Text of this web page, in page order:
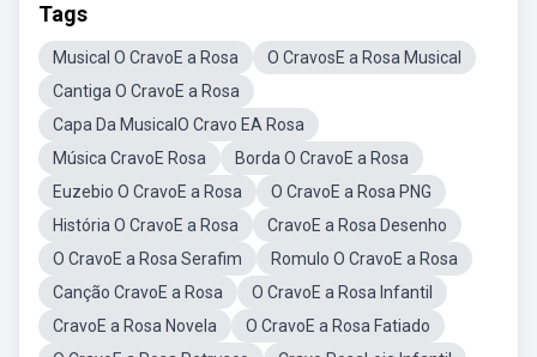
Tags
Musical O CravoE a Rosa
O CravosE a Rosa Musical
Cantiga O CravoE a Rosa
Capa Da MusicalO Cravo EA Rosa
Música CravoE Rosa
Borda O CravoE a Rosa
Euzebio O CravoE a Rosa
O CravoE a Rosa PNG
História O CravoE a Rosa
CravoE a Rosa Desenho
O CravoE a Rosa Serafim
Romulo O CravoE a Rosa
Canção CravoE a Rosa
O CravoE a Rosa Infantil
CravoE a Rosa Novela
O CravoE a Rosa Fatiado